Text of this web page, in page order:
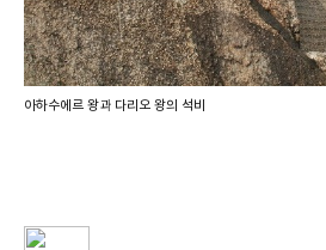
아하수에르 왕과 다리오 왕의 석비